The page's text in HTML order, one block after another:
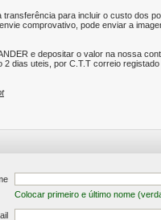
para incluir o custo dos
comprovativo, pode enviar a
e depositar o valor na nossa
2 dias uteis, por C.T.T correio
Colocar primeiro e último nome